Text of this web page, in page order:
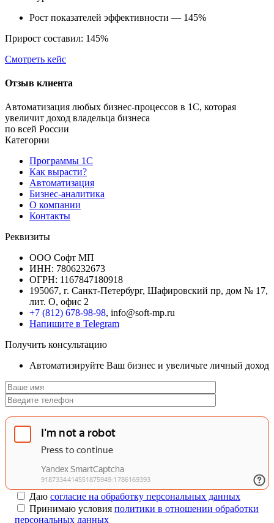
Рост показателей эффективности — 145%
Прирост составил: 145%
Смотреть кейс
Отзыв клиента
Автоматизация любых бизнес-процессов в 1С, которая
увеличит доход владельца бизнеса
по всей России
Категории
Программы 1С
Как вырасти?
Автоматизация
Бизнес-аналитика
О компании
Контакты
Реквизиты
ООО Софт МП
ИНН: 7806232673
ОГРН: 1167847180918
195067, г. Санкт-Петербург, Шафировский пр, дом № 17,
лит. О, офис 2
+7 (812) 678-98-98, info@soft-mp.ru
Напишите в Telegram
Получить консультацию
Автоматизируйте Ваш бизнес и увеличьте личный доход
Даю согласие на обработку персональных данных
Принимаю условия политики в отношении обработки
персональных данных